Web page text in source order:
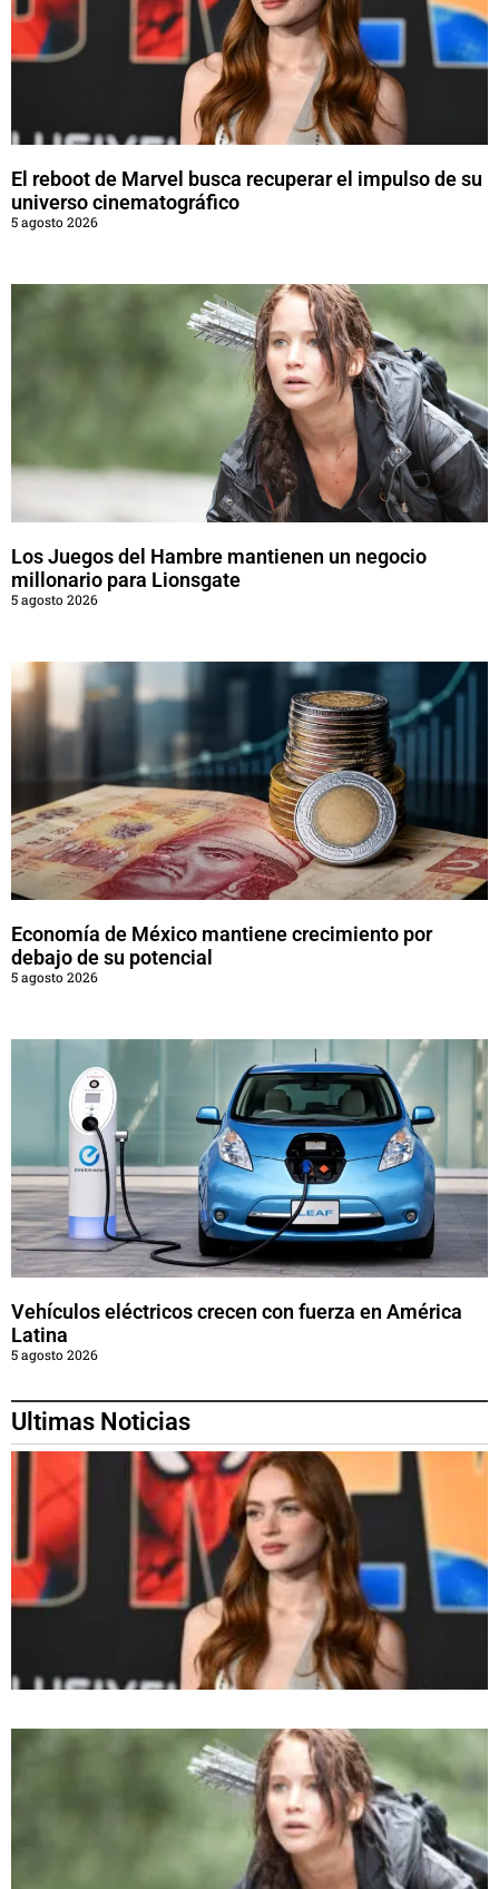
El reboot de Marvel busca recuperar el impulso de su
universo cinematográfico
5 agosto 2026
Los Juegos del Hambre mantienen un negocio
millonario para Lionsgate
5 agosto 2026
Economía de México mantiene crecimiento por
debajo de su potencial
5 agosto 2026
Vehículos eléctricos crecen con fuerza en América
Latina
5 agosto 2026
Ultimas Noticias